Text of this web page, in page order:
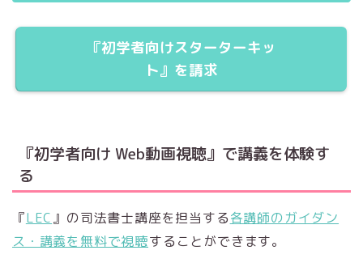
『初学者向けスターターキッ
ト』を請求
『初学者向け Web動画視聴』で講義を体験す
る
『LEC』の司法書士講座を担当する各講師のガイダン
ス・講義を無料で視聴することができます。